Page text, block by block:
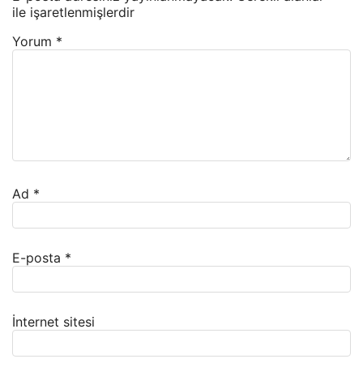
ile işaretlenmişlerdir
Yorum *
Ad *
E-posta *
İnternet sitesi